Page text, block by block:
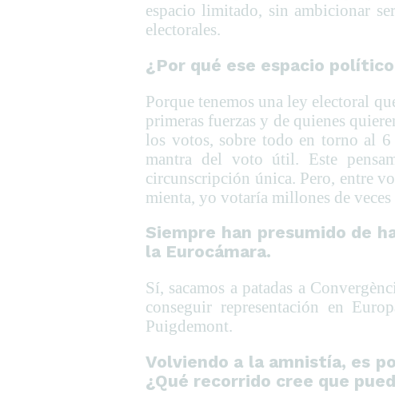
espacio limitado, sin ambicionar
electorales.
¿Por qué ese espacio
Porque tenemos una ley electoral
primeras fuerzas y de quienes
los votos, sobre todo en torno al 6
mantra del voto útil. Este
circunscripción única. Pero, entre
mienta, yo votaría millones de veces
Siempre han presumido de
la Eurocámara.
Sí, sacamos a patadas a
conseguir representación en
Puigdemont.
Volviendo a la amnistía, es
¿Qué recorrido cree que